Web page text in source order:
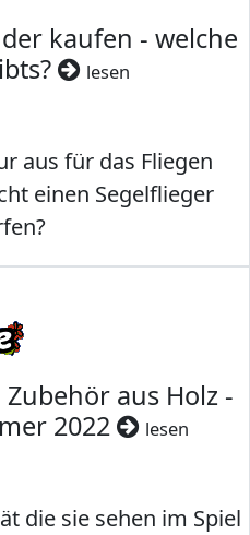
kaufen - welche
lesen
aus für das Fliegen
einen Segelflieger
aus Holz -
2022
lesen
die sie sehen im Spiel